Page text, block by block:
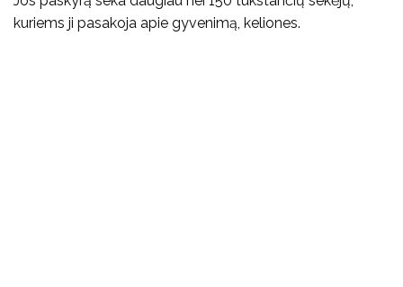
kuriems ji pasakoja apie gyvenimą, keliones.